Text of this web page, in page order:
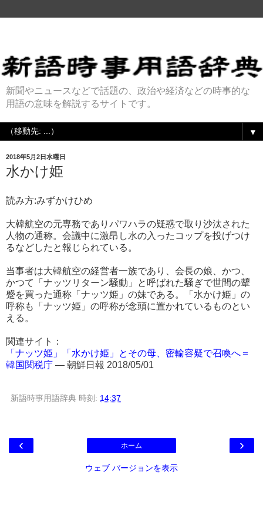
新聞やニュースなどで話題の、政治や経済などの時事的な
用語の意味を解説するサイトです。
▼
2018年5月2日水曜日
水かけ姫
読み方:みずかけひめ
大韓航空の元専務でありパワハラの疑惑で取り沙汰された
人物の通称。会議中に激昂し水の入ったコップを投げつけ
るなどしたと報じられている。
当事者は大韓航空の経営者一族であり、会長の娘、かつ、
かつて「ナッツリターン騒動」と呼ばれた騒ぎで世間の顰
蹙を買った通称「ナッツ姫」の妹である。「水かけ姫」の
呼称も「ナッツ姫」の呼称が念頭に置かれているものとい
える。
関連サイト：
「ナッツ姫」「水かけ姫」とその母、密輸容疑で召喚へ＝
韓国関税庁 ― 朝鮮日報 2018/05/01
新語時事用語辞典 時刻: 14:37
‹ ›
ホーム
ウェブ バージョンを表示